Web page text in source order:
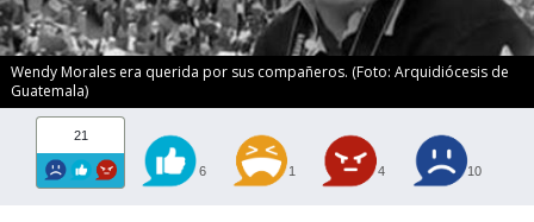
Wendy Morales era querida por sus compañeros. (Foto: Arquidiócesis de
Guatemala)
21
6 1 4 10